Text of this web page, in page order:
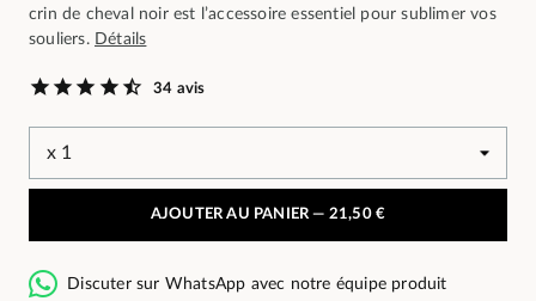
crin de cheval noir est l’accessoire essentiel pour sublimer vos
souliers. Détails
34 avis
AJOUTER AU PANIER — 21,50 €
Discuter sur WhatsApp avec notre équipe produit